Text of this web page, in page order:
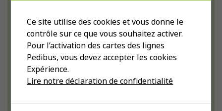
chaleureux échanges, leur partages
enthousiastes d’expériences et leur
bonne humeur. Ces moments de
rencontre et de partage sont précieux et
renforcent notre motivation à faire vivre
le Pedibus dans le Jura.
Ce site utilise des cookies et vous donne le
contrôle sur ce que vous souhaitez activer.
Pour l’activation des cartes des lignes
Pedibus, vous devez accepter les cookies
Expérience.
Lire notre déclaration de confidentialité